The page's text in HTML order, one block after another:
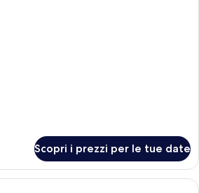
Scopri i prezzi per le tue date